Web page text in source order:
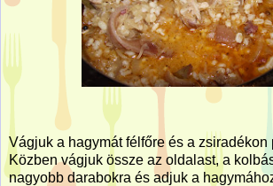
Vágjuk a hagymát félfőre és a zsiradékon
Közben vágjuk össze az oldalast, a
nagyobb darabokra és adjuk a